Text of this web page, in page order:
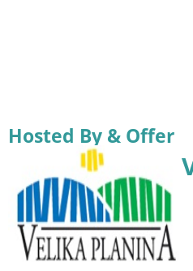
Hosted By & Offer